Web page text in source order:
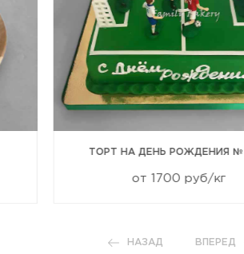
ТОРТ НА ДЕНЬ РОЖДЕНИЯ №
от 1700 руб/кг
НАЗАД ВПЕРЕД